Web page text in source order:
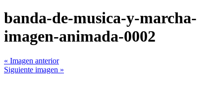
banda-de-musica-y-marcha-
imagen-animada-0002
« Imagen anterior
Siguiente imagen »